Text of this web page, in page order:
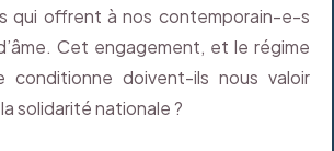
qui offrent à nos contemporain-e-s
Cet engagement, et le régime
conditionne doivent-ils nous valoir
solidarité nationale ?